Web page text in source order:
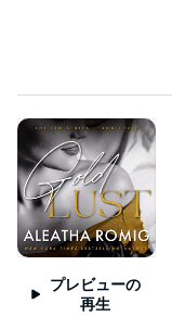
プレビューの
再生